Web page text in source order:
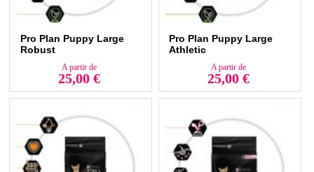
...
domestique
Chaque chien a des besoins nutritionnels en fonction de son âge, de sa
doit être différente de la nourriture pour les chiens adultes ou seniors.
Les chiots ont besoin d'une alimentation riche pour soutenir leur
croissance rapide.
Les besoins des chiots
Pro Plan Puppy Large
Robust
A partir de
25,00 €
Pro Plan Puppy Large
Athletic
A partir de
25,00 €